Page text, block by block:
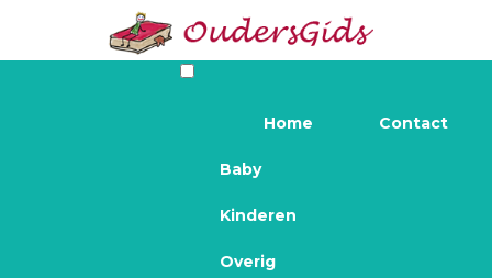
Home Contact
Baby
Kinderen
Overig